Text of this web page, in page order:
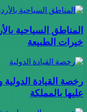
المناطق السياحية
خيرات الطبيعة
رخصة القيادة
عليها بالمملكة